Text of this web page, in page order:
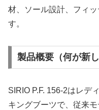
材、ソール設計、フィ
す。
製品概要（何が新し
SIRIO P.F. 156-2はレデ
キングブーツで、従来